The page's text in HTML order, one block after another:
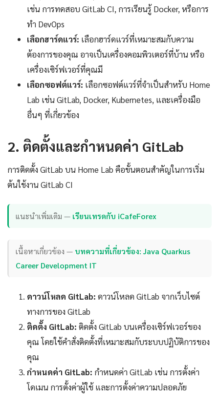
เช่น การทดสอบ GitLab CI, การเรียนรู้ Docker, หรือการ
ทำ DevOps
เลือกฮาร์ดแวร์: เลือกฮาร์ดแวร์ที่เหมาะสมกับความ
ต้องการของคุณ อาจเป็นเครื่องคอมพิวเตอร์ที่บ้าน หรือ
เครื่องเซิร์ฟเวอร์ที่คุณมี
เลือกซอฟต์แวร์: เลือกซอฟต์แวร์ที่จำเป็นสำหรับ Home
Lab เช่น GitLab, Docker, Kubernetes, และเครื่องมือ
อื่นๆ ที่เกี่ยวข้อง
2. ติดตั้งและกำหนดค่า GitLab
การติดตั้ง GitLab บน Home Lab คือขั้นตอนสำคัญในการเริ่ม
ต้นใช้งาน GitLab CI
แนะนำเพิ่มเติม — เรียนเทรดกับ iCafeForex
เนื้อหาเกี่ยวข้อง — บทความที่เกี่ยวข้อง: Java Quarkus
Career Development IT
ดาวน์โหลด GitLab: ดาวน์โหลด GitLab จากเว็บไซต์
ทางการของ GitLab
ติดตั้ง GitLab: ติดตั้ง GitLab บนเครื่องเซิร์ฟเวอร์ของ
คุณ โดยใช้คำสั่งติดตั้งที่เหมาะสมกับระบบปฏิบัติการของ
คุณ
กำหนดค่า GitLab: กำหนดค่า GitLab เช่น การตั้งค่า
โดเมน การตั้งค่าผู้ใช้ และการตั้งค่าความปลอดภัย